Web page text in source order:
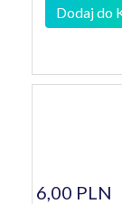
Dodaj do
6,00 PLN